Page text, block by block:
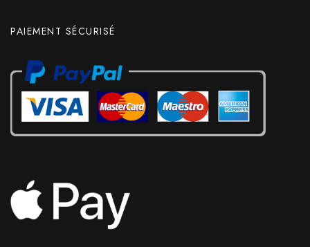
PAIEMENT SÉCURISÉ